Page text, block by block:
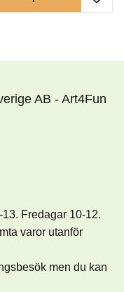
AB - Art4Fun
Fredagar 10-12.
varor utanför
men du kan